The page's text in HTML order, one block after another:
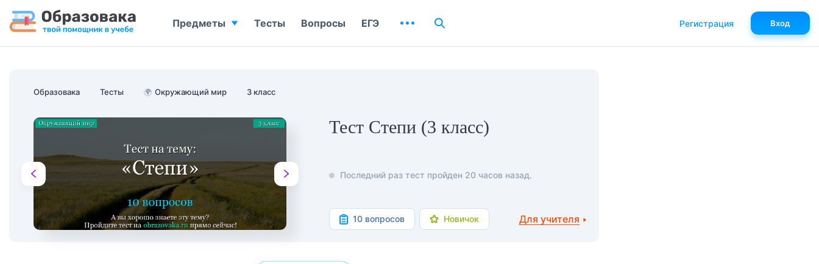
Образовака Тесты 🌍 Окружающий мир 3 класс
Тест Степи (3 класс)
Последний раз тест пройден 20 часов назад.
10 вопросов Новичок Для учителя
Предметы Тесты Вопросы ЕГЭ Регистрация Вход